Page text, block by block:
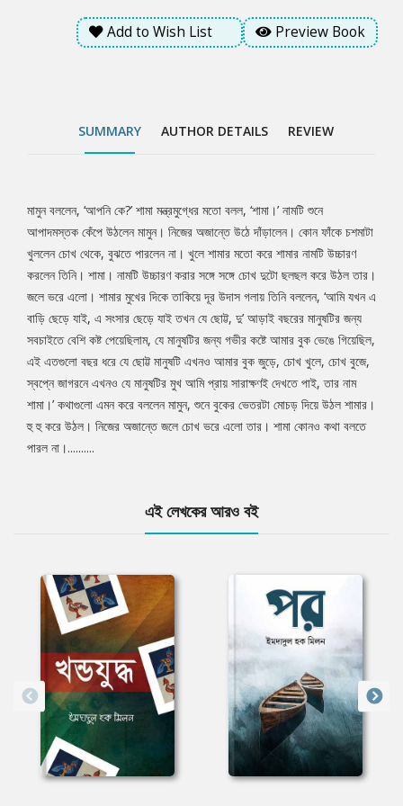
পাই, তার নাম শামা।’ কথাগুলো এমন করে বললেন মামুন, শুনে বুকের ভেতরটা
মোচড় দিয়ে উঠল শামার। হু হু করে উঠল। নিজের অজান্তে জলে চোখ ভরে
Add to Wish List Preview Book
SUMMARY AUTHOR DETAILS REVIEW
Tab
Article
মামুন বললেন, ‘আপনি কে?’ শামা মন্ত্রমুগ্ধের মতো বলল, ‘শামা।’ নামটি শুনে
আপাদমস্তক কেঁপে উঠলেন মামুন। নিজের অজান্তে উঠে দাঁড়ালেন। কোন ফাঁকে চশমাটা
খুললেন চোখ থেকে, বুঝতে পারলেন না। খুলে শামার মতো করে শামার নামটি উচ্চারণ
করলেন তিনি। শামা। নামটি উচ্চারণ করার সঙ্গে সঙ্গে চোখ দুটো ছলছল করে উঠল তার।
জলে ভরে এলো। শামার মুখের দিকে তাকিয়ে দূর উদাস গলায় তিনি বললেন, ‘আমি যখন এ
বাড়ি ছেড়ে যাই, এ সংসার ছেড়ে যাই তখন যে ছোট্ট, দু’ আড়াই বছরের মানুষটির জন্য
সবচাইতে বেশি কষ্ট পেয়েছিলাম, যে মানুষটির জন্য গভীর কষ্টে আমার বুক ভেঙে গিয়েছিল,
এই এতগুলো বছর ধরে যে ছোট্ট মানুষটি এখনও আমার বুক জুড়ে, চোখ খুলে, চোখ বুজে,
স্বপ্নে জাগরনে এখনও যে মানুষটির মুখ আমি প্রায় সারাক্ষণই দেখতে পাই, তার নাম
শামা।’ কথাগুলো এমন করে বললেন মামুন, শুনে বুকের ভেতরটা মোচড় দিয়ে উঠল শামার।
হু হু করে উঠল। নিজের অজান্তে জলে চোখ ভরে এলো তার। শামা কোনও কথা বলতে
পারল না।..........
এই লেখকের আরও বই